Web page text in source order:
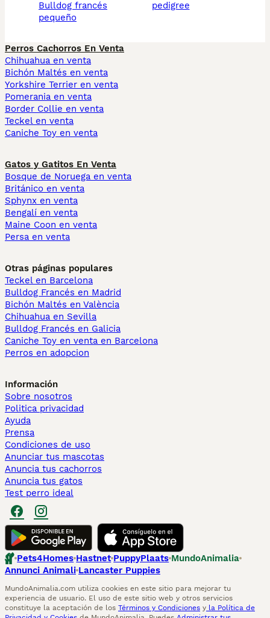
bulldog francés
pequeño
pedigree
Perros Cachorros En Venta
Chihuahua en venta
Bichón Maltés en venta
Yorkshire Terrier en venta
Pomerania en venta
Border Collie en venta
Teckel en venta
Caniche Toy en venta
Gatos y Gatitos En Venta
Bosque de Noruega en venta
Británico en venta
Sphynx en venta
Bengalí en venta
Maine Coon en venta
Persa en venta
Otras páginas populares
Teckel en Barcelona
Bulldog Francés en Madrid
Bichón Maltés en València
Chihuahua en Sevilla
Bulldog Francés en Galicia
Caniche Toy en venta en Barcelona
Perros en adopcion
Información
Sobre nosotros
Politica privacidad
Ayuda
Prensa
Condiciones de uso
Anunciar tus mascotas
Anuncia tus cachorros
Anuncia tus gatos
Test perro ideal
Pets4Homes Hastnet PuppyPlaats MundoAnimalia
Annunci Animali Lancaster Puppies
MundoAnimalia.com utiliza cookies en este sitio para mejorar tu
experiencia de usuario. El uso de este sitio web y otros servicios
constituye la aceptación de los Términos y Condiciones y la Política de